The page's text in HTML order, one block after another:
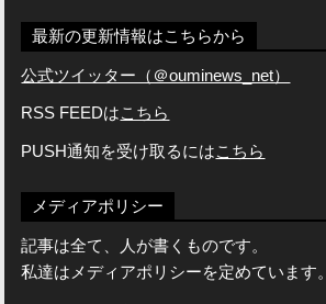
最新の更新情報はこちらから
公式ツイッター（＠ouminews_net）
RSS FEEDはこちら
PUSH通知を受け取るにはこちら
メディアポリシー
記事は全て、人が書くものです。
私達はメディアポリシーを定めています。